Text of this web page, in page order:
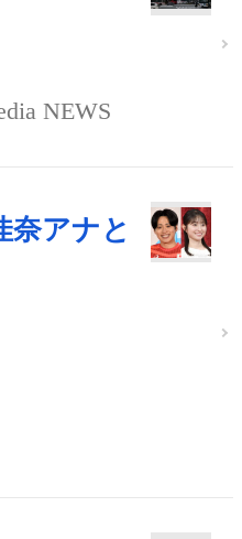
NEWS
奈アナと